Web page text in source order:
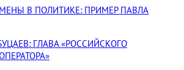
В ПОЛИТИКЕ: ПРИМЕР ПАВЛА
ГЛАВА «РОССИЙСКОГО